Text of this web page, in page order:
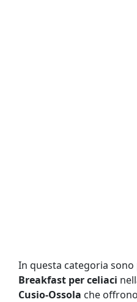
In questa categoria sono
Breakfast per celiaci
Cusio-Ossola che